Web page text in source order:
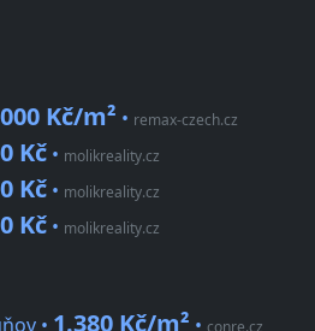
Kč/m² • remax-czech.cz
Kč • molikreality.cz
Kč • molikreality.cz
Kč • molikreality.cz
• 1.380 Kč/m² •